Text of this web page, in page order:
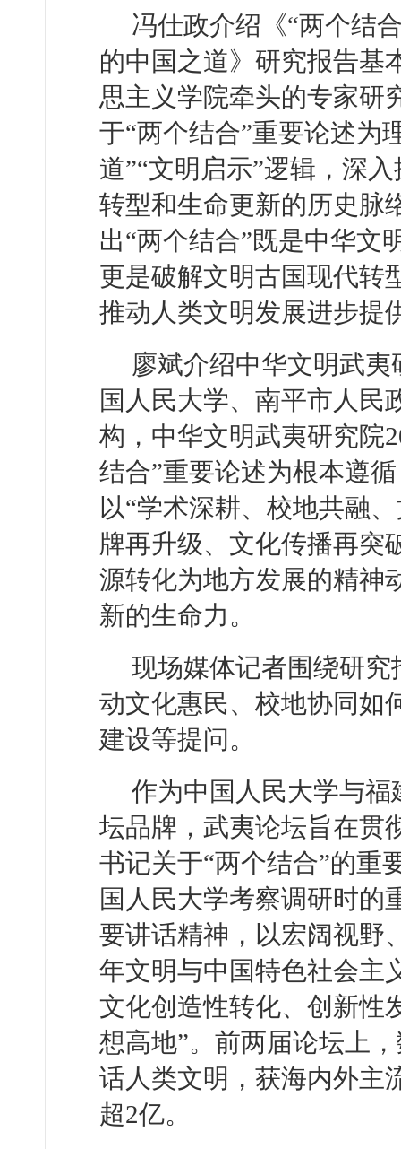
冯仕政介绍《“两个结
的中国之道》研究报告基
思主义学院牵头的专家研
于“两个结合”重要论述为
道”“文明启示”逻辑，深
转型和生命更新的历史脉
出“两个结合”既是中华文
更是破解文明古国现代转
推动人类文明发展进步提
廖斌介绍中华文明武
国人民大学、南平市人民
构，中华文明武夷研究院
结合”重要论述为根本遵
以“学术深耕、校地共融
牌再升级、文化传播再突
源转化为地方发展的精神
新的生命力。
现场媒体记者围绕研
动文化惠民、校地协同如
建设等提问。
作为中国人民大学与
坛品牌，武夷论坛旨在贯
书记关于“两个结合”的重
国人民大学考察调研时的
要讲话精神，以宏阔视野
年文明与中国特色社会主
文化创造性转化、创新性
想高地”。前两届论坛上
话人类文明，获海内外主
超2亿。